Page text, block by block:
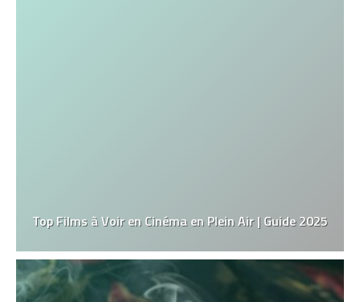
Top Films à Voir en Cinéma en Plein Air | Guide 2025